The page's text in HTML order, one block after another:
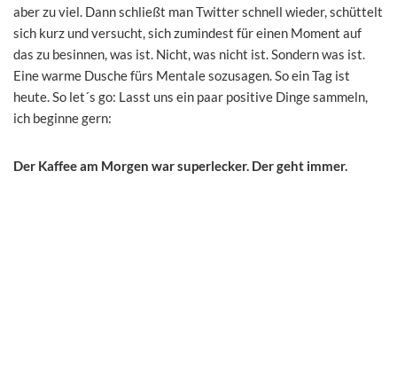
aber zu viel. Dann schließt man Twitter schnell wieder, schüttelt
sich kurz und versucht, sich zumindest für einen Moment auf
das zu besinnen, was ist. Nicht, was nicht ist. Sondern was ist.
Eine warme Dusche fürs Mentale sozusagen. So ein Tag ist
heute. So let´s go: Lasst uns ein paar positive Dinge sammeln,
ich beginne gern:
Der Kaffee am Morgen war superlecker. Der geht immer.